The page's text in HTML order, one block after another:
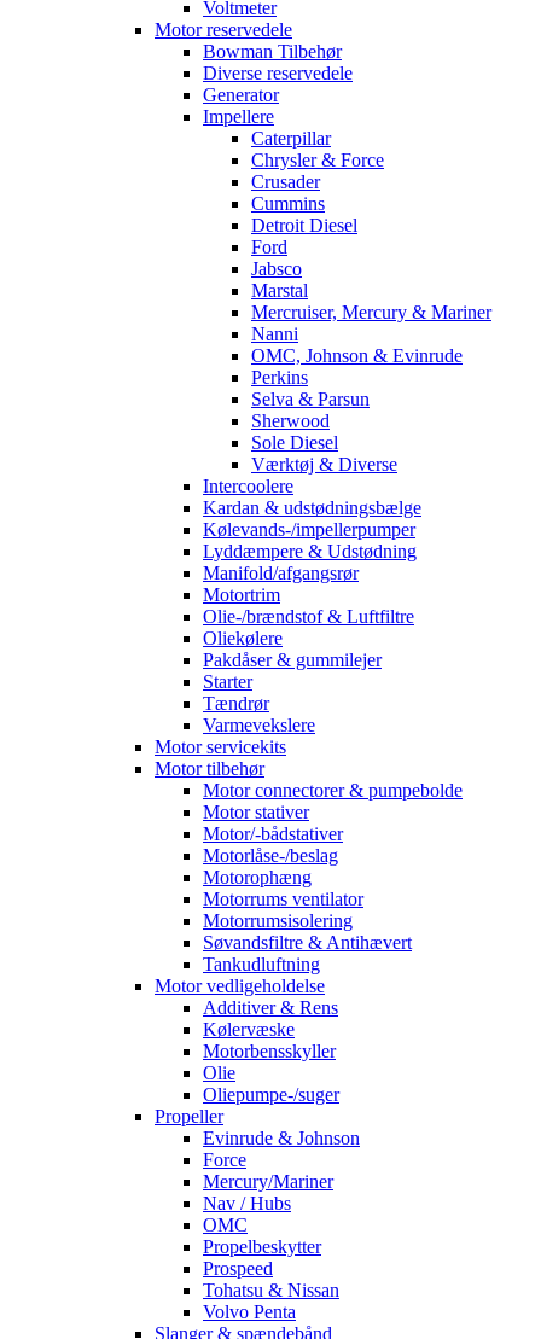
Voltmeter
Motor reservedele
Bowman Tilbehør
Diverse reservedele
Generator
Impellere
Caterpillar
Chrysler & Force
Crusader
Cummins
Detroit Diesel
Ford
Jabsco
Marstal
Mercruiser, Mercury & Mariner
Nanni
OMC, Johnson & Evinrude
Perkins
Selva & Parsun
Sherwood
Sole Diesel
Værktøj & Diverse
Intercoolere
Kardan & udstødningsbælge
Kølevands-/impellerpumper
Lyddæmpere & Udstødning
Manifold/afgangsrør
Motortrim
Olie-/brændstof & Luftfiltre
Oliekølere
Pakdåser & gummilejer
Starter
Tændrør
Varmevekslere
Motor servicekits
Motor tilbehør
Motor connectorer & pumpebolde
Motor stativer
Motor/-bådstativer
Motorlåse-/beslag
Motorophæng
Motorrums ventilator
Motorrumsisolering
Søvandsfiltre & Antihævert
Tankudluftning
Motor vedligeholdelse
Additiver & Rens
Kølervæske
Motorbensskyller
Olie
Oliepumpe-/suger
Propeller
Evinrude & Johnson
Force
Mercury/Mariner
Nav / Hubs
OMC
Propelbeskytter
Prospeed
Tohatsu & Nissan
Volvo Penta
Slanger & spændebånd